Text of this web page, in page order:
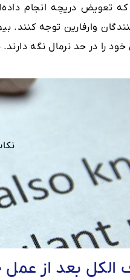
که تعویض دریچه انجام
وارفارین توجه کنند.
را در حد نرمال نگه
الکل بعد از